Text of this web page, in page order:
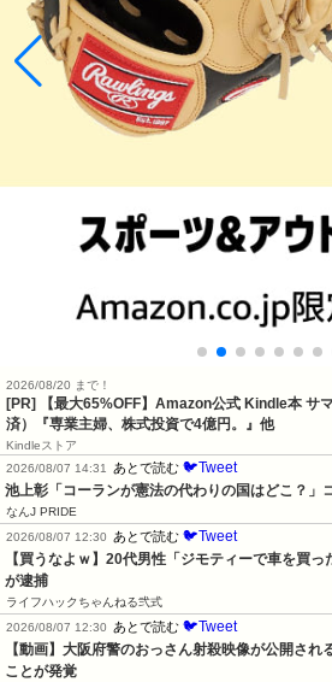
2026/08/20 まで！
[PR]
【最大65%OFF】Amazon公式 Kindle本 サ
済）『専業主婦、株式投資で4億円。』他
Kindleストア
2026/08/07 14:31
あとで読む 🐦Tweet
池上彰「コーランが憲法の代わりの国はどこ？」
なんJ PRIDE
2026/08/07 12:30
あとで読む 🐦Tweet
【買うなよｗ】20代男性「ジモティーで車を買
が逮捕
ライフハックちゃんねる弐式
2026/08/07 12:30
あとで読む 🐦Tweet
【動画】大阪府警のおっさん射殺映像が公開さ
ことが発覚